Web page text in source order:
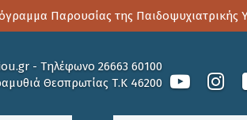
Παρουσίας της Παιδοψυχιατρικής
- Τηλέφωνο 26663 60100
Θεσπρωτίας Τ.Κ 46200